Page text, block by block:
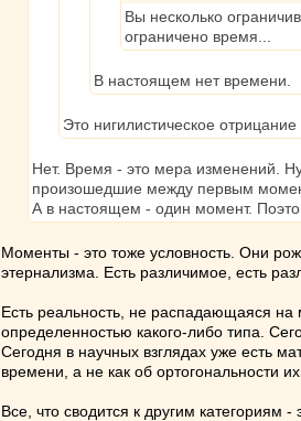
Вы несколько
ограничено время...
В настоящем нет времени.
Это нигилистическое отрицание
Нет. Время - это мера изменений.
произошедшие между первым
А в настоящем - один момент.
Моменты - это тоже условность. Они
этернализма. Есть различимое, есть
Есть реальность, не распадающаяся
определенностью какого-либо типа.
Сегодня в научных взглядах уже есть
времени, а не как об ортогональности
Все, что сводится к другим категориям